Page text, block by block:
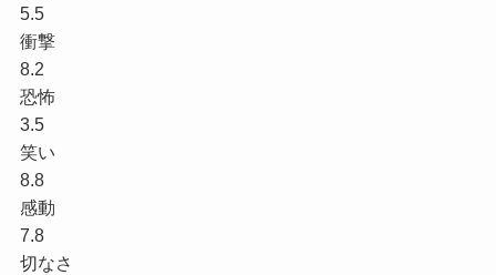
5.5
衝撃
8.2
恐怖
3.5
笑い
8.8
感動
7.8
切なさ